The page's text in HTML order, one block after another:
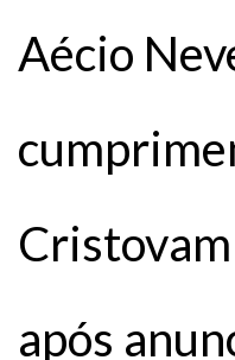
Aécio
após